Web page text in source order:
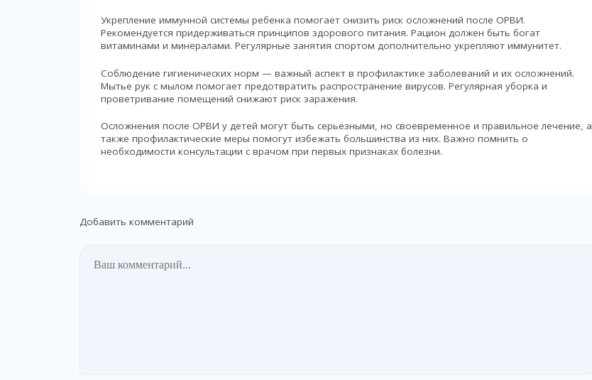
Укрепление иммунной системы ребенка помогает снизить риск осложнений после ОРВИ.
Рекомендуется придерживаться принципов здорового питания. Рацион должен быть богат
витаминами и минералами. Регулярные занятия спортом дополнительно укрепляют иммунитет.
Соблюдение гигиенических норм — важный аспект в профилактике заболеваний и их осложнений.
Мытье рук с мылом помогает предотвратить распространение вирусов. Регулярная уборка и
проветривание помещений снижают риск заражения.
Осложнения после ОРВИ у детей могут быть серьезными, но своевременное и правильное лечение, а
также профилактические меры помогут избежать большинства из них. Важно помнить о
необходимости консультации с врачом при первых признаках болезни.
Добавить комментарий